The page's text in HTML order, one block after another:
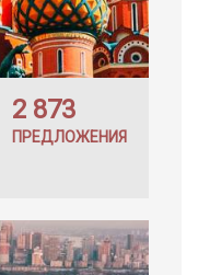
2 873
ПРЕДЛОЖЕНИЯ